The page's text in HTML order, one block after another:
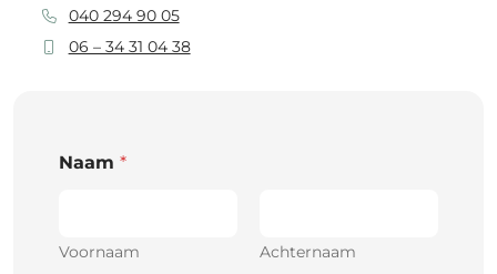
040 294 90 05
06 – 34 31 04 38
Naam *
Voornaam Achternaam